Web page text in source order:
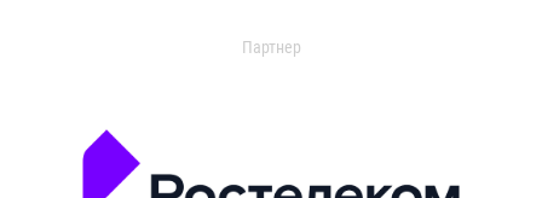
Партнер